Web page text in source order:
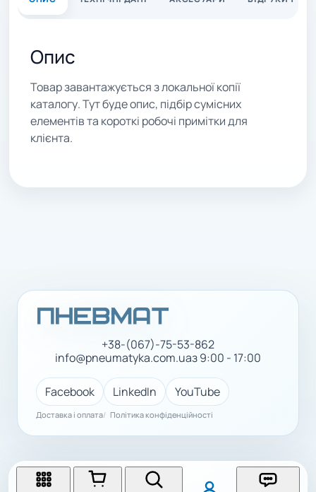
Опис
Товар завантажується з локальної копії
каталогу. Тут буде опис, підбір сумісних
елементів та короткі робочі примітки для
клієнта.
+38-(067)-75-53-862
info@pneumatyka.com.uaз 9:00 - 17:00
Facebook LinkedIn YouTube
Доставка і оплата Політика конфіденційності